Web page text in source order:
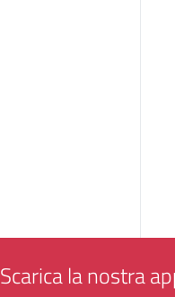
Scarica la nostra